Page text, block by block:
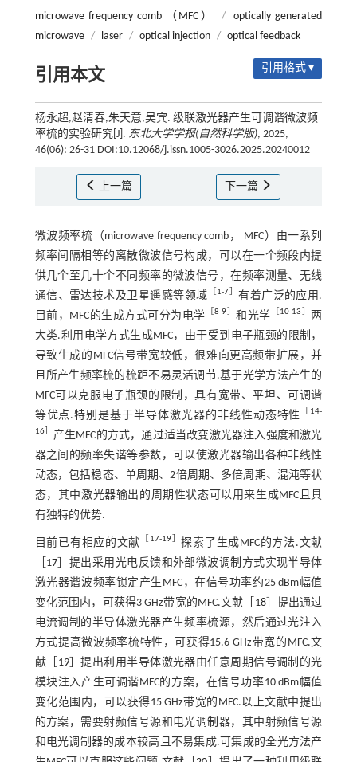
microwave frequency comb （MFC） /
optically generated
microwave / laser / optical injection / optical feedback
引用本文 引用格式 ▾
杨永超,赵清春,朱天意,吴宾. 级联激光器产生可调谐微波频
率梳的实验研究[J]. 东北大学学报(自然科学版), 2025,
46(06): 26-31 DOI:10.12068/j.issn.1005-3026.2025.20240012
上一篇 下一篇
微波频率梳（microwave frequency comb， MFC）由一系列
频率间隔相等的离散微波信号构成，可以在一个频段内提
供几个至几十个不同频率的微波信号，在频率测量、无线
通信、雷达技术及卫星遥感等领域 ［1-7］有着广泛的应用.
目前，MFC的生成方式可分为电学 ［8-9］和光学 ［10-13］两
大类.利用电学方式生成MFC，由于受到电子瓶颈的限制，
导致生成的MFC信号带宽较低，很难向更高频带扩展，并
且所产生频率梳的梳距不易灵活调节.基于光学方法产生的
MFC可以克服电子瓶颈的限制，具有宽带、平坦、可调谐
等优点.特别是基于半导体激光器的非线性动态特性
［ 14-
16］ 产生MFC的方式，通过适当改变激光器注入强度和激光
器之间的频率失谐等参数，可以使激光器输出各种非线性
动态，包括稳态、单周期、2倍周期、多倍周期、混沌等状
态，其中激光器输出的周期性状态可以用来生成MFC且具
有独特的优势.
目前已有相应的文献 ［ 17-19］探索了生成MFC的方法.文献
17 ］提出采用光电反馈和外部微波调制方式实现半导体
激光器谐波频率锁定产生MFC，在信号功率约25 dBm幅值
变化范围内，可获得3 GHz带宽的MFC.文献［ 18］提出通过
电流调制的半导体激光器产生频率梳源，然后通过光注入
方式提高微波频率梳特性，可获得15.6 GHz带宽的MFC.文
献［ 19］提出利用半导体激光器由任意周期信号调制的光
模块注入产生可调谐MFC的方案，在信号功率10 dBm幅值
变化范围内，可以获得15 GHz带宽的MFC.以上文献中提出
的方案，需要射频信号源和电光调制器，其中射频信号源
和电光调制器的成本较高且不易集成.可集成的全光方法产